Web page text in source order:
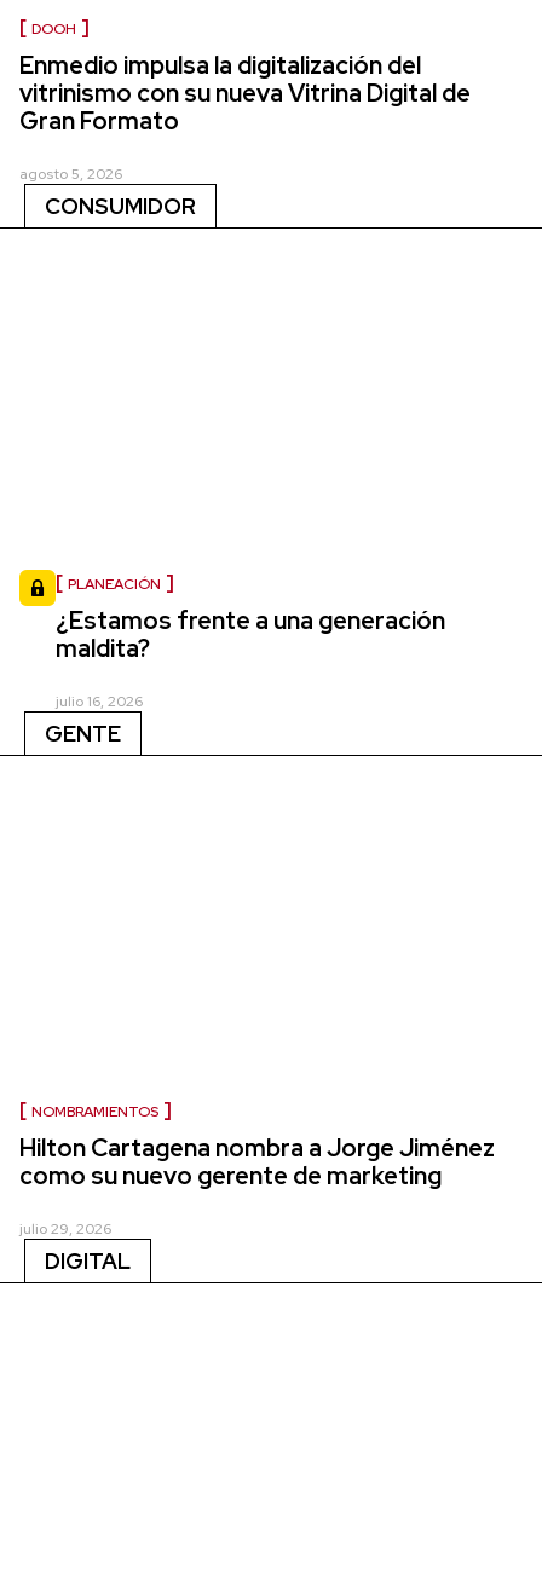
DOOH
Enmedio impulsa la digitalización del
vitrinismo con su nueva Vitrina Digital de
Gran Formato
agosto 5, 2026
CONSUMIDOR
PLANEACIÓN
¿Estamos frente a una generación
maldita?
julio 16, 2026
GENTE
NOMBRAMIENTOS
Hilton Cartagena nombra a Jorge Jiménez
como su nuevo gerente de marketing
julio 29, 2026
DIGITAL